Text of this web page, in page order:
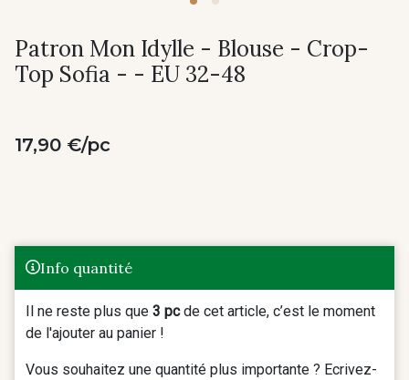
Patron Mon Idylle - Blouse - Crop-
Top Sofia - - EU 32-48
17,90 €/pc
Info quantité
Il ne reste plus que 3 pcde cet article, c’est le moment
de l'ajouter au panier !
Vous souhaitez une quantité plus importante ? Ecrivez-